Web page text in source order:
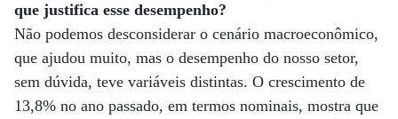
que justifica esse desempenho?
Não podemos desconsiderar o cenário macroeconômico,
que ajudou muito, mas o desempenho do nosso setor,
sem dúvida, teve variáveis distintas. O crescimento de
13,8% no ano passado, em termos nominais, mostra que